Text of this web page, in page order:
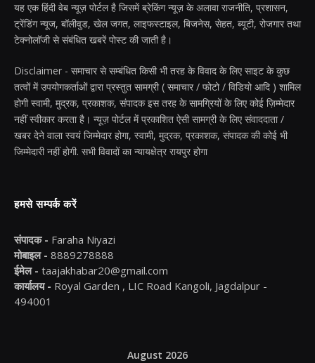
यह एक हिंदी वेब न्यूज़ पोर्टल है जिसमें ब्रेकिंग न्यूज़ के अलावा राजनीति, प्रशासन,
ट्रेंडिंग न्यूज, बॉलीवुड, खेल जगत, लाइफस्टाइल, बिजनेस, सेहत, ब्यूटी, रोजगार तथा
टेक्नोलॉजी से संबंधित खबरें पोस्ट की जाती है।
Disclaimer - समाचार से सम्बंधित किसी भी तरह के विवाद के लिए साइट के कुछ
तत्वों में उपयोगकर्ताओं द्वारा प्रस्तुत सामग्री ( समाचार / फोटो / विडियो आदि ) शामिल
होगी स्वामी, मुद्रक, प्रकाशक, संपादक इस तरह के सामग्रियों के लिए कोई ज़िम्मेदार
नहीं स्वीकार करता है। न्यूज़ पोर्टल में प्रकाशित ऐसी सामग्री के लिए संवाददाता /
खबर देने वाला स्वयं जिम्मेदार होगा, स्वामी, मुद्रक, प्रकाशक, संपादक की कोई भी
जिम्मेदारी नहीं होगी. सभी विवादों का न्यायक्षेत्र रायपुर होगा
हमसे सम्पर्क करें
संपादक - Faraha Niyazi
मोबाइल - 8889278888
ईमेल - taajakhabar20@gmail.com
कार्यालय - Royal Garden , LIC Road Kangoli, Jagdalpur -
494001
August 2026